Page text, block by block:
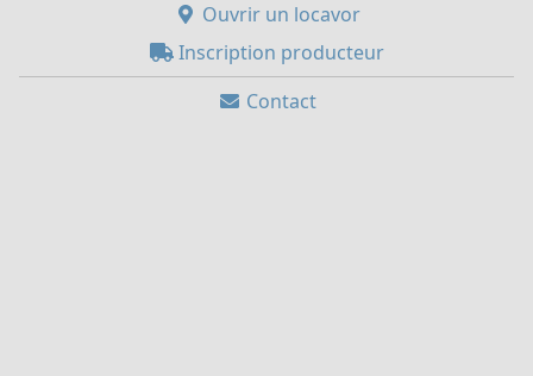
Ouvrir un locavor
Inscription producteur
Contact